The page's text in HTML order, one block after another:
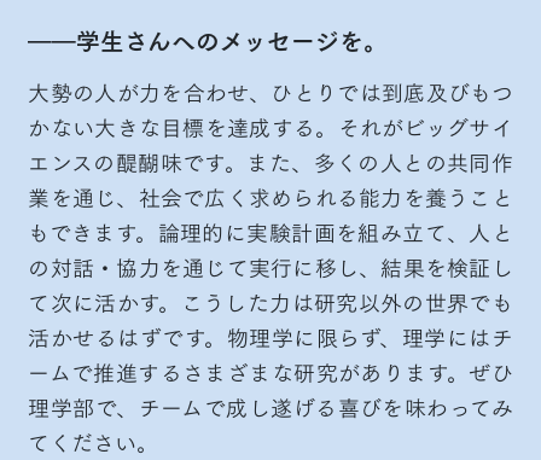
――学生さんへのメッセージを。
大勢の人が力を合わせ、ひとりでは到底及びもつ
かない大きな目標を達成する。それがビッグサイ
エンスの醍醐味です。また、多くの人との共同作
業を通じ、社会で広く求められる能力を養うこと
もできます。論理的に実験計画を組み立て、人と
の対話・協力を通じて実行に移し、結果を検証し
て次に活かす。こうした力は研究以外の世界でも
活かせるはずです。物理学に限らず、理学にはチ
ームで推進するさまざまな研究があります。ぜひ
理学部で、チームで成し遂げる喜びを味わってみ
てください。